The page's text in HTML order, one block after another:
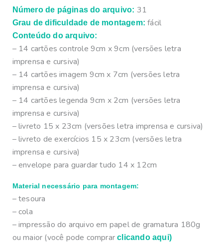
Número de páginas do arquivo: 31
Grau de dificuldade de montagem: fácil
Conteúdo do arquivo:
– 14 cartões controle 9cm x 9cm (versões letra
imprensa e cursiva)
– 14 cartões imagem 9cm x 7cm (versões letra
imprensa e cursiva)
– 14 cartões legenda 9cm x 2cm (versões letra
imprensa e cursiva)
– livreto 15 x 23cm (versões letra imprensa e cursiva)
– livreto de exercícios 15 x 23cm (versões letra
imprensa e cursiva)
– envelope para guardar tudo 14 x 12cm
Material necessário para montagem:
– tesoura
– cola
– impressão do arquivo em papel de gramatura 180g
ou maior (você pode comprarclicando aqui)